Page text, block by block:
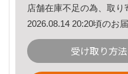
店舗在庫不足の為、取り
2026.08.14 20:20頃のお
受け取り方